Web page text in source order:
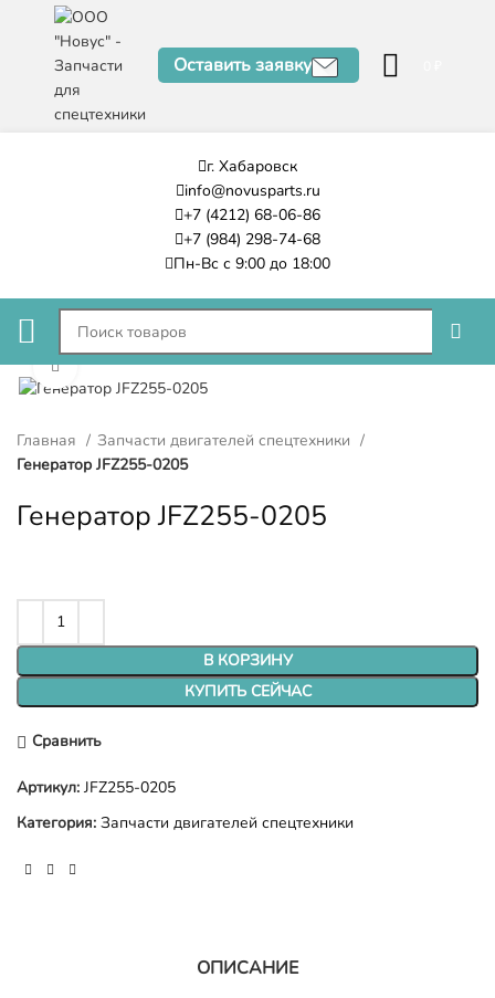
Оставить заявку
г. Хабаровск
info@novusparts.ru
+7 (4212) 68-06-86
+7 (984) 298-74-68
Пн-Вс с 9:00 до 18:00
Нажмите, чтобы увеличить
Главная
Запчасти двигателей спецтехники
Генератор JFZ255-0205
Генератор JFZ255-0205
В КОРЗИНУ
КУПИТЬ СЕЙЧАС
Сравнить
Артикул: JFZ255-0205
Категория: Запчасти двигателей спецтехники
ОПИСАНИЕ